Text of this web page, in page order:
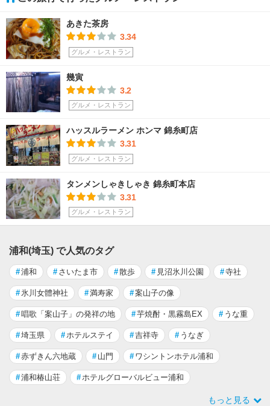
あきた茶房
3.34
グルメ・レストラン
幾寅
3.2
グルメ・レストラン
ハッスルラーメン ホンマ 錦糸町店
3.31
グルメ・レストラン
タンメンしゃきしゃき 錦糸町本店
3.31
グルメ・レストラン
浦和(埼玉) で人気のタグ
#浦和 # さいたま市 #散歩 # 見沼氷川公園 #寺社
#氷川女體神社 #満寿家 #案山子の像
#唱歌「案山子」の発祥の地 #芋焼酎・黒霧島EX # うな重
#埼玉県 #ホテルステイ #吉祥寺 # うなぎ
#赤ずきん六地蔵 # 山門 # ワシントンホテル浦和
#浦和椿山荘 #ホテルグローバルビュー浦和
もっと見る